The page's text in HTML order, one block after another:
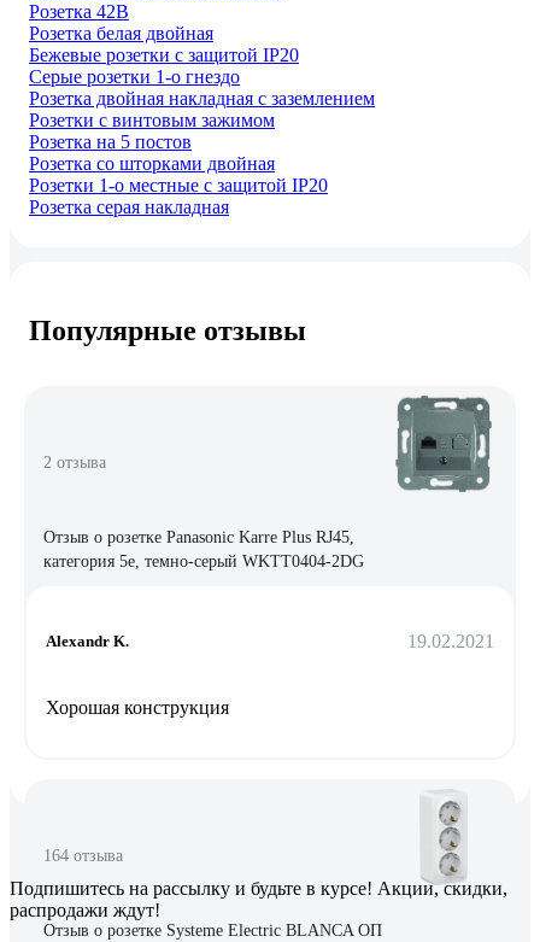
Розетка 42В
Розетка белая двойная
Бежевые розетки с защитой IP20
Серые розетки 1-о гнездо
Розетка двойная накладная с заземлением
Розетки с винтовым зажимом
Розетка на 5 постов
Розетка со шторками двойная
Розетки 1-о местные с защитой IP20
Розетка серая накладная
Популярные отзывы
2 отзыва
Отзыв о розетке Panasonic Karre Plus RJ45,
категория 5e, темно-серый WKTT0404-2DG
Alexandr K. 19.02.2021
Хорошая конструкция
164 отзыва
Отзыв о розетке Systeme Electric BLANCA ОП
Подпишитесь на рассылку и будьте в курсе! Акции, скидки,
распродажи ждут!